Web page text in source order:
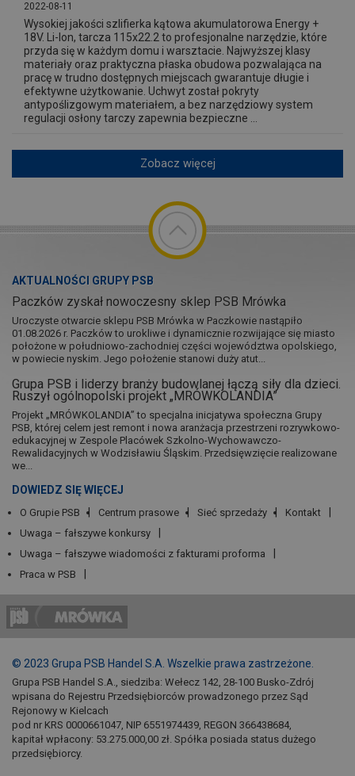
2022-08-11
Wysokiej jakości szlifierka kątowa akumulatorowa Energy +
18V. Li-lon, tarcza 115x22.2 to profesjonalne narzędzie, które
przyda się w każdym domu i warsztacie. Najwyższej klasy
materiały oraz praktyczna płaska obudowa pozwalająca na
pracę w trudno dostępnych miejscach gwarantuje długie i
efektywne użytkowanie. Uchwyt został pokryty
antypoślizgowym materiałem, a bez narzędziowy system
regulacji osłony tarczy zapewnia bezpieczne ...
Zobacz więcej
AKTUALNOŚCI GRUPY PSB
Paczków zyskał nowoczesny sklep PSB Mrówka
Uroczyste otwarcie sklepu PSB Mrówka w Paczkowie nastąpiło
01.08.2026 r. Paczków to urokliwe i dynamicznie rozwijające się miasto
położone w południowo-zachodniej części województwa opolskiego,
w powiecie nyskim. Jego położenie stanowi duży atut...
Grupa PSB i liderzy branży budowlanej łączą siły dla dzieci.
Ruszył ogólnopolski projekt „MRÓWKOLANDIA”
Projekt „MRÓWKOLANDIA” to specjalna inicjatywa społeczna Grupy
PSB, której celem jest remont i nowa aranżacja przestrzeni rozrywkowo-
edukacyjnej w Zespole Placówek Szkolno-Wychowawczo-
Rewalidacyjnych w Wodzisławiu Śląskim. Przedsięwzięcie realizowane
we...
DOWIEDZ SIĘ WIĘCEJ
O Grupie PSB Centrum prasowe Sieć sprzedaży
Kontakt
Uwaga – fałszywe konkursy
Uwaga – fałszywe wiadomości z fakturami proforma
Praca w PSB
© 2023 Grupa PSB Handel S.A. Wszelkie prawa zastrzeżone.
Grupa PSB Handel S.A., siedziba: Wełecz 142, 28-100 Busko-Zdrój
wpisana do Rejestru Przedsiębiorców prowadzonego przez Sąd
Rejonowy w Kielcach
pod nr KRS 0000661047, NIP 6551974439, REGON 366438684,
kapitał wpłacony: 53.275.000,00 zł. Spółka posiada status dużego
przedsiębiorcy.